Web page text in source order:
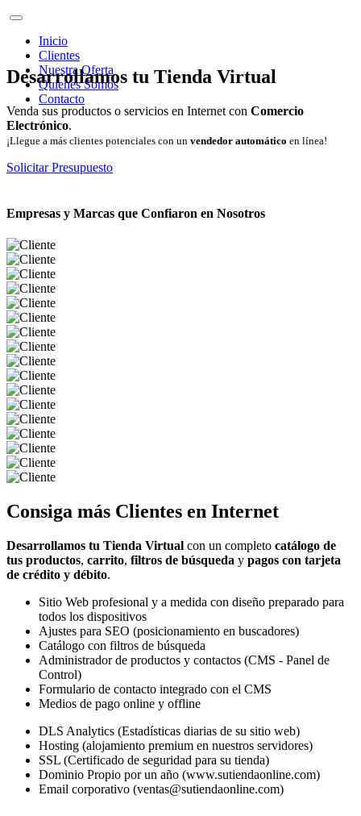
Inicio
Clientes
Nuestra Oferta
Quienes Somos
Contacto
Desarrollamos tu Tienda Virtual
Venda sus productos o servicios en Internet con Comercio
Electrónico.
¡Llegue a más clientes potenciales con un vendedor automático en línea!
Solicitar Presupuesto
Empresas y Marcas que Confiaron en Nosotros
Consiga más Clientes en Internet
Desarrollamos tu Tienda Virtual con un completo catálogo de
tus productos, carrito, filtros de búsqueda y pagos con tarjeta
de crédito y débito.
Sitio Web profesional y a medida con diseño preparado para
todos los dispositivos
Ajustes para SEO (posicionamiento en buscadores)
Catálogo con filtros de búsqueda
Administrador de productos y contactos (CMS - Panel de
Control)
Formulario de contacto integrado con el CMS
Medios de pago online y offline
DLS Analytics (Estadísticas diarias de su sitio web)
Hosting (alojamiento premium en nuestros servidores)
SSL (Certificado de seguridad para su tienda)
Dominio Propio por un año (www.sutiendaonline.com)
Email corporativo (ventas@sutiendaonline.com)